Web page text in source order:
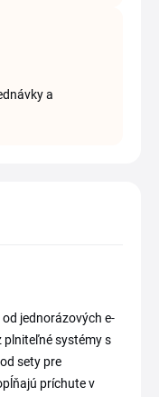
a
jednorázových e-
plniteľné systémy s
sety pre
príchute v